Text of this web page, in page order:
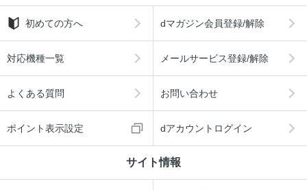
初めての方へ dマガジン会員登録/解除
対応機種一覧 メールサービス登録/解除
よくある質問 お問い合わせ
ポイント表示設定 dアカウントログイン
サイト情報